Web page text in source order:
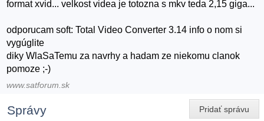
format xvid... velkost videa je totozna s mkv teda 2,15 giga...
odporucam soft: Total Video Converter 3.14 info o nom si
vygúglite
diky WlaSaTemu za navrhy a hadam ze niekomu clanok
pomoze ;-)
www.satforum.sk
Pridať správu
Správy